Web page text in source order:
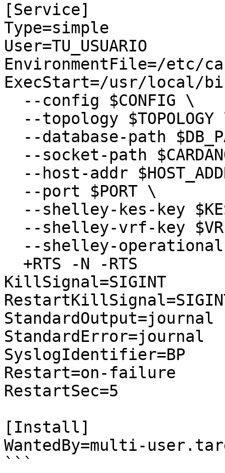
[Service]
Type=simple
User=TU_USUARIO
EnvironmentFile=/etc/
ExecStart=/usr/local/
KillSignal=SIGINT
StandardOutput=journal
StandardError=journal
SyslogIdentifier=BP
Restart=on-failure
RestartSec=5
[Install]
WantedBy=multi-
```